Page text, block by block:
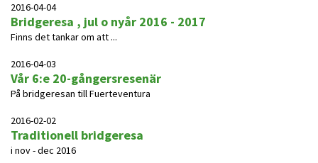
2016-04-04
Bridgeresa , jul o nyår 2016 - 2017
Finns det tankar om att ...
2016-04-03
Vår 6:e 20-gångersresenär
På bridgeresan till Fuerteventura
2016-02-02
Traditionell bridgeresa
i nov - dec 2016